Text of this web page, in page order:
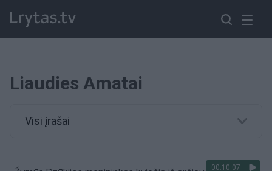
Liaudies Amatai
Visi įrašai
00:10:07